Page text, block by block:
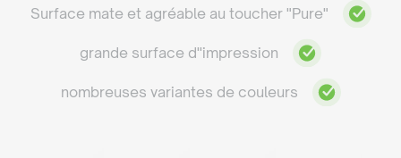
Surface mate et agréable au toucher "Pure"
grande surface d''impression
nombreuses variantes de couleurs